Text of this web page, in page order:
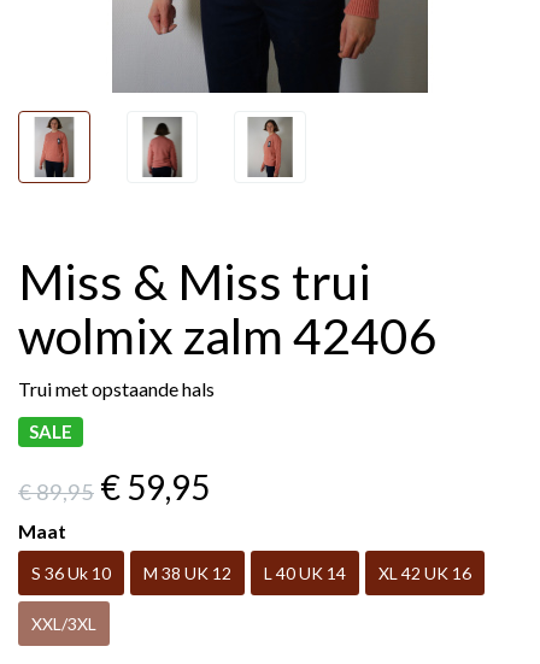
Miss & Miss trui
wolmix zalm 42406
Trui met opstaande hals
SALE
€ 89,95 € 59,95
Maat
S 36 Uk 10 M 38 UK 12 L 40 UK 14 XL 42 UK 16
XXL/3XL